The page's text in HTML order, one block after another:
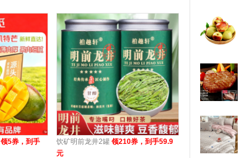
领5券，到手
饮矿明前龙井2罐 领210券，到手59.9
元